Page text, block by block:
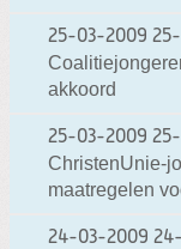
25-03-2009
akkoord
25-03-2009
ChristenUnie-
maatregelen
24-03-2009